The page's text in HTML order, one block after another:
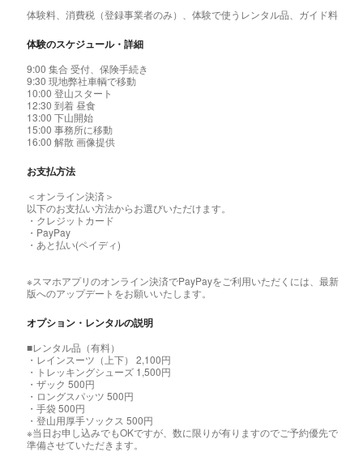
体験料、消費税（登録事業者のみ）、体験で使うレンタル品、ガイド料
体験のスケジュール・詳細
9:00 集合 受付、保険手続き
9:30 現地弊社車輌で移動
10:00 登山スタート
12:30 到着 昼食
13:00 下山開始
15:00 事務所に移動
16:00 解散 画像提供
お支払方法
＜オンライン決済＞
以下のお支払い方法からお選びいただけます。
・クレジットカード
・PayPay
・あと払い(ペイディ)
※スマホアプリのオンライン決済でPayPayをご利用いただくには、最新
版へのアップデートをお願いいたします。
オプション・レンタルの説明
■レンタル品（有料）
・レインスーツ（上下） 2,100円
・トレッキングシューズ 1,500円
・ザック 500円
・ロングスパッツ 500円
・手袋 500円
・登山用厚手ソックス 500円
※当日お申し込みでもOKですが、数に限りが有りますのでご予約優先で
準備させていただきます。